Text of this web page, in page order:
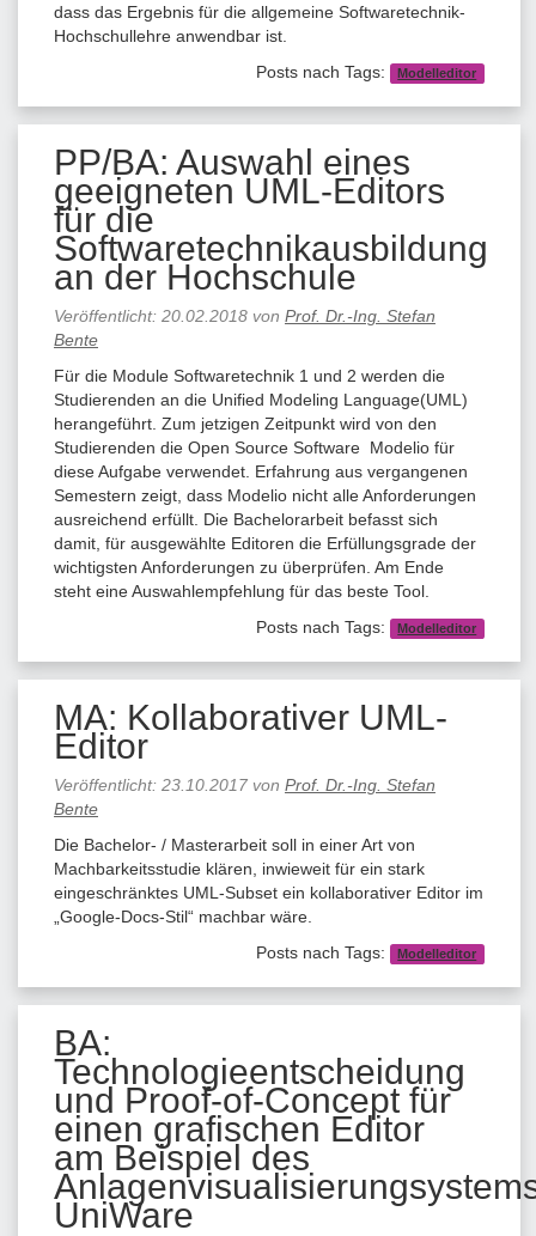
dass das Ergebnis für die allgemeine Softwaretechnik-
Hochschullehre anwendbar ist.
Posts nach Tags:
Modelleditor
PP/BA: Auswahl eines
geeigneten UML-Editors
für die
Softwaretechnikausbildung
an der Hochschule
Veröffentlicht: 20.02.2018 von Prof. Dr.-Ing. Stefan
Bente
Für die Module Softwaretechnik 1 und 2 werden die
Studierenden an die Unified Modeling Language(UML)
herangeführt. Zum jetzigen Zeitpunkt wird von den
Studierenden die Open Source Software Modelio für
diese Aufgabe verwendet. Erfahrung aus vergangenen
Semestern zeigt, dass Modelio nicht alle Anforderungen
ausreichend erfüllt. Die Bachelorarbeit befasst sich
damit, für ausgewählte Editoren die Erfüllungsgrade der
wichtigsten Anforderungen zu überprüfen. Am Ende
steht eine Auswahlempfehlung für das beste Tool.
Posts nach Tags:
Modelleditor
MA: Kollaborativer UML-
Editor
Veröffentlicht: 23.10.2017 von Prof. Dr.-Ing. Stefan
Bente
Die Bachelor- / Masterarbeit soll in einer Art von
Machbarkeitsstudie klären, inwieweit für ein stark
eingeschränktes UML-Subset ein kollaborativer Editor im
„Google-Docs-Stil“ machbar wäre.
Posts nach Tags:
Modelleditor
BA:
Technologieentscheidung
und Proof-of-Concept für
einen grafischen Editor
am Beispiel des
UniWare